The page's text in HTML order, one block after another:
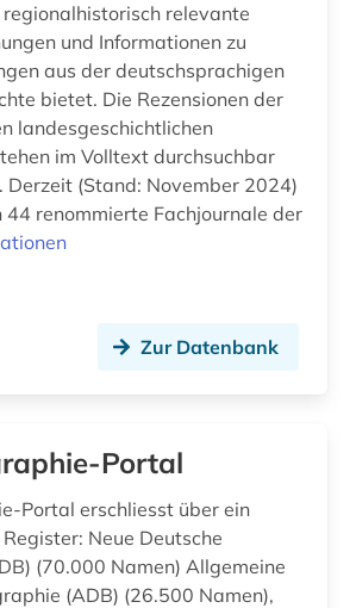
relevante
und Informationen zu
aus der deutschsprachigen
bietet. Die Rezensionen der
landesgeschichtlichen
im Volltext durchsuchbar
44 renommierte Fachjournale der
Zur Datenbank
Portal
Portal erschliesst über ein
Deutsche
(70.000 Namen) Allgemeine
(ADB) (26.500 Namen),